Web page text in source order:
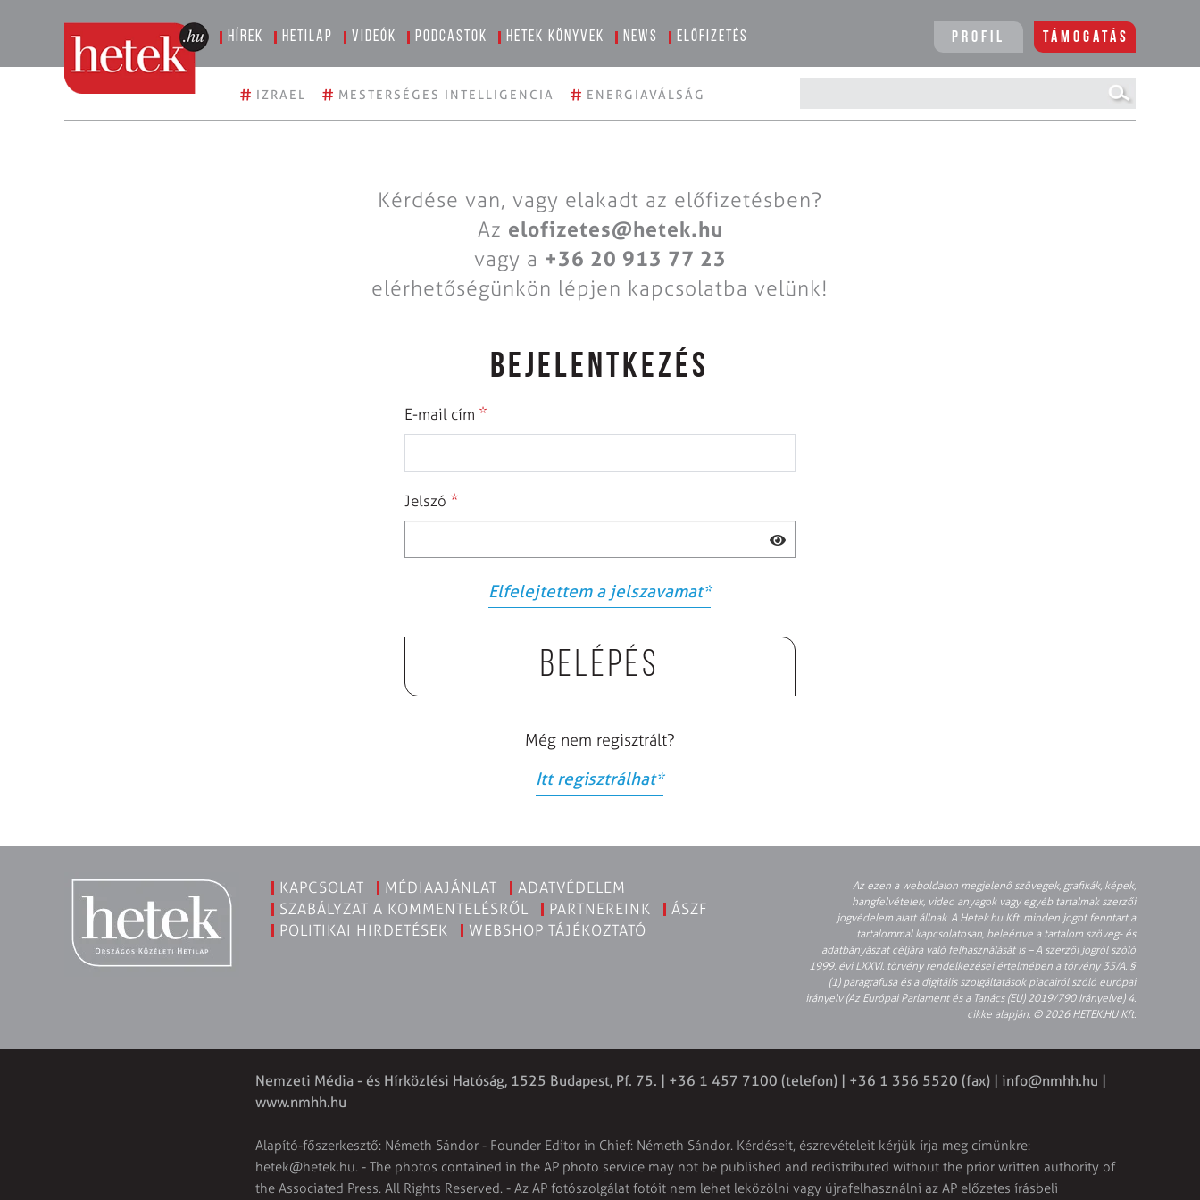
Hírek Hetilap Videók Podcastok Hetek könyvek News Előfizetés Profil Támogatás
# IZRAEL # MESTERSÉGES INTELLIGENCIA # ENERGIAVÁLSÁG
Kérdése van, vagy elakadt az előfizetésben?
Az elofizetes@hetek.hu
vagy a +36 20 913 77 23
elérhetőségünkön lépjen kapcsolatba velünk!
BEJELENTKEZÉS
E-mail cím *
Jelszó *
Elfelejtettem a jelszavamat*
Belépés
Még nem regisztrált?
Itt regisztrálhat*
KAPCSOLAT MÉDIAAJÁNLAT
ADATVÉDELEM
SZABÁLYZAT A KOMMENTELÉSRŐL
PARTNEREINK
ÁSZF
POLITIKAI HIRDETÉSEK
WEBSHOP TÁJÉKOZTATÓ
Az ezen a weboldalon megjelenő szövegek, grafikák, képek,
hangfelvételek, video anyagok vagy egyéb tartalmak szerzői
jogvédelem alatt állnak. A Hetek.hu Kft. minden jogot fenntart a
tartalommal kapcsolatosan, beleértve a tartalom szöveg- és
adatbányászat céljára való felhasználását is – A szerzői jogról szóló
1999. évi LXXVI. törvény rendelkezései értelmében a törvény 35/A. §
(1) paragrafusa és a digitális szolgáltatások piacairól szóló európai
irányelv (Az Európai Parlament és a Tanács (EU) 2019/790 Irányelve) 4.
cikke alapján. © 2026 HETEK.HU Kft.
Nemzeti Média - és Hírközlési Hatóság, 1525 Budapest, Pf. 75. | +36 1 457 7100 (telefon) | +36 1 356 5520 (fax) | info@nmhh.hu |
www.nmhh.hu
Alapító-főszerkesztő: Németh Sándor - Founder Editor in Chief: Németh Sándor. Kérdéseit, észrevételeit kérjük írja meg címünkre:
hetek@hetek.hu. - The photos contained in the AP photo service may not be published and redistributed without the prior written authority of
the Associated Press. All Rights Reserved. - Az AP fotószolgálat fotóit nem lehet leközölni vagy újrafelhasználni az AP előzetes írásbeli